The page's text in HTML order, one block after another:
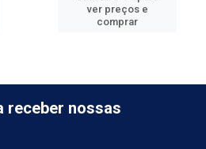
ver preços e
comprar
receber nossas